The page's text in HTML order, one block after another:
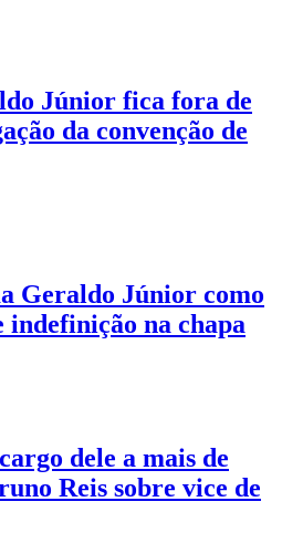
Júnior fica fora de
da convenção de
Geraldo Júnior como
indefinição na chapa
dele a mais de
Reis sobre vice de